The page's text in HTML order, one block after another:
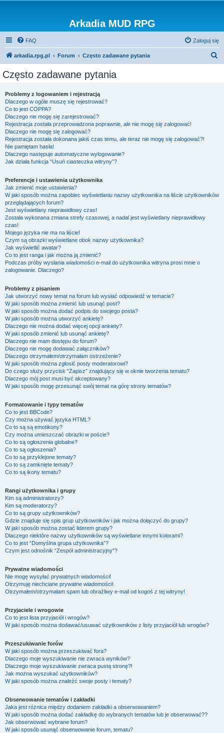
Arkadia MUD RPG
FAQ Zaloguj się
arkadia.rpg.pl Forum Często zadawane pytania
Często zadawane pytania
Problemy z logowaniem i rejestracją
Dlaczego w ogóle muszę się rejestrować?
Co to jest COPPA?
Dlaczego nie mogę się zarejestrować?
Rejestracja została przeprowadzona poprawnie, ale nie mogę się zalogować!
Dlaczego nie mogę się zalogować?
Rejestracja została dokonana jakiś czas temu, ale teraz nie mogę się zalogować?!
Nie pamiętam hasła!
Dlaczego następuje automatyczne wylogowanie?
Jak działa funkcja “Usuń ciasteczka witryny”?
Preferencje i ustawienia użytkownika
Jak zmienić moje ustawienia?
W jaki sposób można zapobiec wyświetlaniu nazwy użytkownika na liście użytkowników
przeglądających forum?
Jest wyświetlany nieprawidłowy czas!
Została wykonana zmiana strefy czasowej, a nadal jest wyświetlany nieprawidłowy
czas!
Mojego języka nie ma na liście!
Czym są obrazki wyświetlane obok nazwy użytkownika?
Jak wyświetlić awatar?
Co to jest ranga i jak można ją zmienić?
Podczas próby wysłania wiadomości e-mail do użytkownika witryna prosi mnie o
zalogowanie. Dlaczego?
Problemy z pisaniem
Jak utworzyć nowy temat na forum lub wysłać odpowiedź w temacie?
W jaki sposób można zmienić lub usunąć post?
W jaki sposób można dodać podpis do swojego posta?
W jaki sposób można utworzyć ankietę?
Dlaczego nie można dodać więcej opcji ankiety?
W jaki sposób zmienić lub usunąć ankietę?
Dlaczego nie mam dostępu do forum?
Dlaczego nie mogę dodawać załączników?
Dlaczego otrzymałem/otrzymałam ostrzeżenie?
W jaki sposób można zgłosić posty moderatorowi?
Do czego służy przycisk “Zapisz” znajdujący się w oknie tworzenia tematu?
Dlaczego mój post musi być akceptowany?
W jaki sposób mogę przesunąć swój temat na górę strony tematów?
Formatowanie i typy tematów
Co to jest BBCode?
Czy można używać języka HTML?
Co to są są emotikony?
Czy można umieszczać obrazki w poście?
Co to są ogłoszenia globalne?
Co to są ogłoszenia?
Co to są przyklejone tematy?
Co to są zamknięte tematy?
Co to są ikony tematu?
Rangi użytkownika i grupy
Kim są administratorzy?
Kim są moderatorzy?
Co to są grupy użytkowników?
Gdzie znajduje się spis grup użytkowników i jak można dołączyć do grupy?
W jaki sposób można zostać liderem grupy?
Dlaczego niektóre nazwy użytkowników są wyświetlane innymi kolorami?
Co to jest “Domyślna grupa użytkownika”?
Czym jest odnośnik “Zespół administracyjny”?
Prywatne wiadomości
Nie mogę wysyłać prywatnych wiadomości!
Otrzymuję niechciane prywatne wiadomości!
Otrzymałem/otrzymałam spam lub obraźliwy e-mail od kogoś z tej witryny!
Przyjaciele i wrogowie
Co to jest lista przyjaciół i wrogów?
W jaki sposób można dodawać/usuwać użytkowników z listy przyjaciół lub wrogów?
Przeszukiwanie forów
W jaki sposób można przeszukiwać fora?
Dlaczego moje wyszukiwanie nie zwraca wyników?
Dlaczego moje wyszukiwanie zwraca pustą stronę?!
Jak można wyszukać użytkowników?
W jaki sposób można znaleźć swoje posty i tematy?
Obserwowanie tematów i zakładki
Jaka jest różnica między dodaniem zakładki a obserwowaniem?
W jaki sposób można dodać zakładkę do wybranych tematów lub je obserwować??
Jak obserwować wybrane forum?
W jaki sposób usunąć obserwowanie forum, tematu?